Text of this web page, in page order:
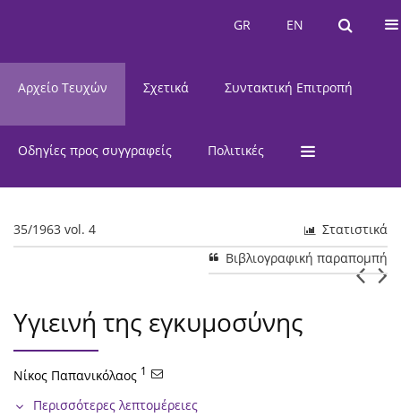
EN
GR EN
GR
Αρχείο Τευχών Σχετικά Συντακτική Επιτροπή
Οδηγίες προς συγγραφείς Πολιτικές
35/1963 vol. 4
Στατιστικά
Βιβλιογραφική παραπομπή
Υγιεινή της εγκυμοσύνης
Νίκος Παπανικόλαος 1
Περισσότερες λεπτομέρειες